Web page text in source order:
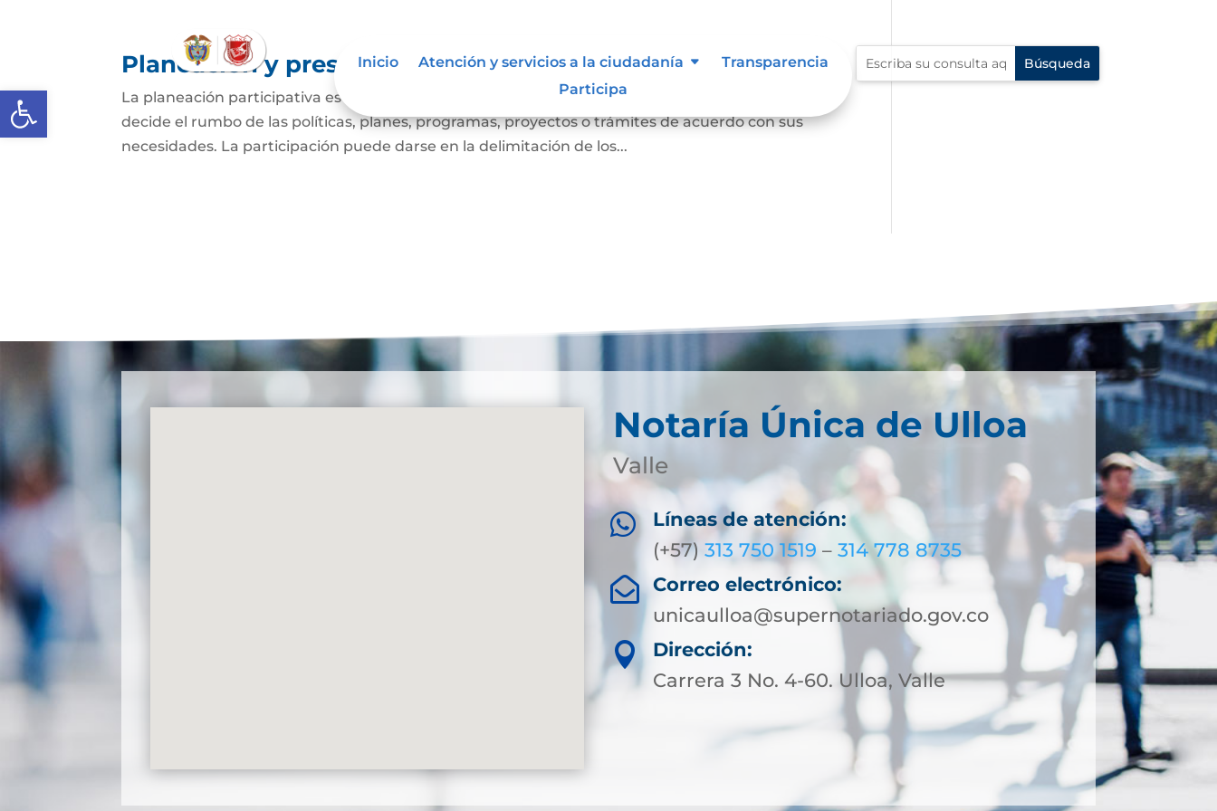
Abrir barra de herramientas
Inicio Atención y servicios a la ciudadanía
Transparencia
Participa
Planeación y presupuesto participativo.
La planeación participativa es entendida como el mecanismo mediante el cual la sociedad civil
decide el rumbo de las políticas, planes, programas, proyectos o trámites de acuerdo con sus
necesidades. La participación puede darse en la delimitación de los...
Notaría Única de Ulloa
Valle

Líneas de atención:
(+57)313 750 1519 –314 778 8735
 Correo electrónico:
unicaulloa@supernotariado.gov.co

Dirección:
Carrera 3 No. 4-60. Ulloa, Valle